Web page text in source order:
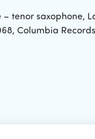
– tenor saxophone,
Columbia